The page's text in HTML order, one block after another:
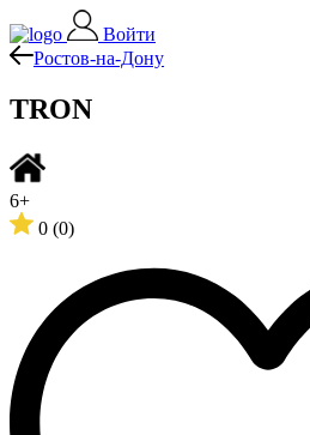
Войти
Ростов-на-Дону
TRON
6+
0 (0)